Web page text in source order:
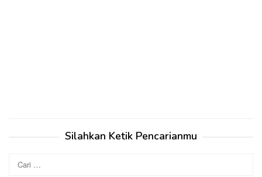
Silahkan Ketik Pencarianmu
untuk: